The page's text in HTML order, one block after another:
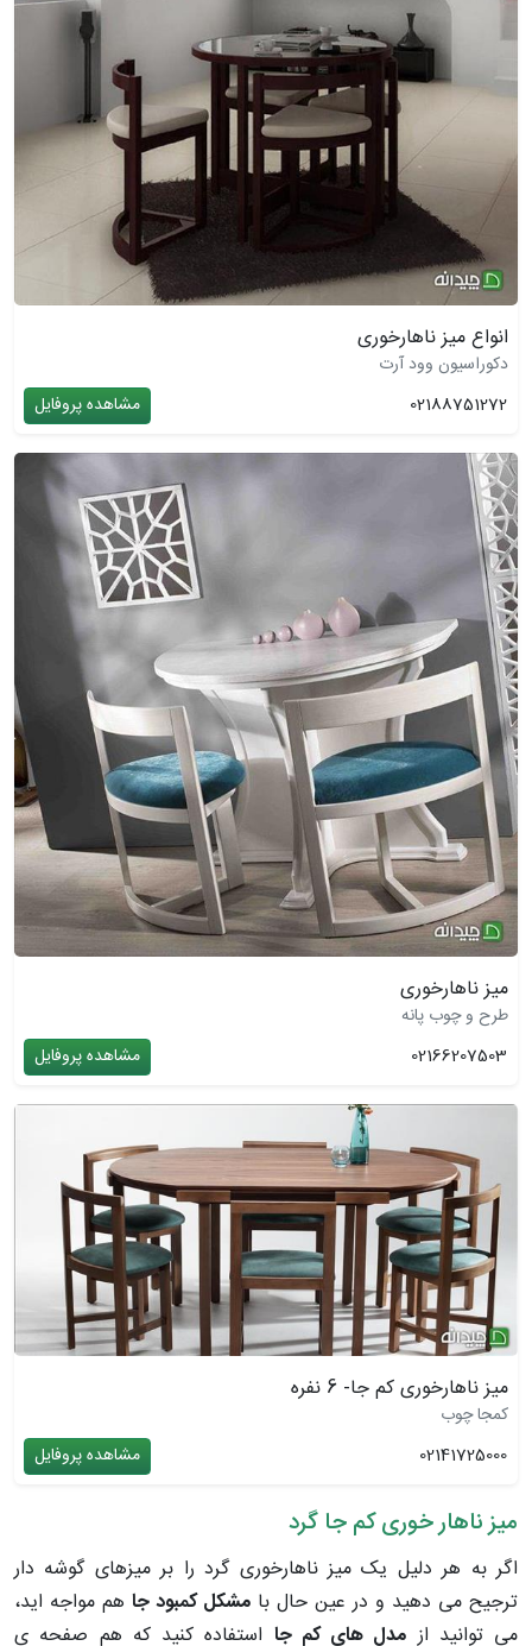
انواع میز ناهارخوری
دکوراسیون وود آرت
02188751272
مشاهده پروفایل
میز ناهارخوری
طرح و چوب پانه
02166207503
مشاهده پروفایل
میز ناهارخوری کم جا- 6 نفره
کمجا چوب
02141725000
مشاهده پروفایل
میز ناهار خوری کم جا گرد
اگر به هر دلیل یک میز ناهارخوری گرد را بر میزهای گوشه دار
ترجیح می دهید و در عین حال با مشکلکمبود جا هم مواجه اید،
می توانید از مدل های کم جا استفاده کنید که هم صفحه ی